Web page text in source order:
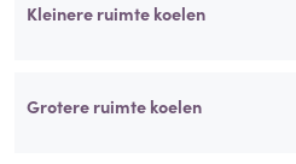
Kleinere ruimte koelen
Grotere ruimte koelen